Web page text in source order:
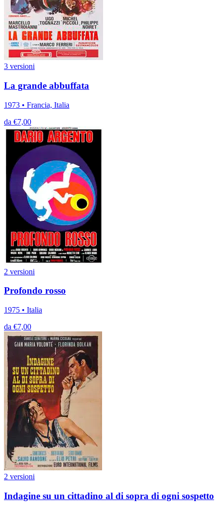
3 versioni
La grande abbuffata
1973 • Francia, Italia
da €7,00
2 versioni
Profondo rosso
1975 • Italia
da €7,00
2 versioni
Indagine su un cittadino al di sopra di ogni sospetto